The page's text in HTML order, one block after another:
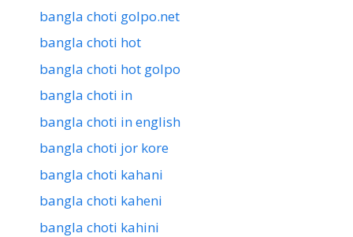
bangla choti golpo.net
bangla choti hot
bangla choti hot golpo
bangla choti in
bangla choti in english
bangla choti jor kore
bangla choti kahani
bangla choti kaheni
bangla choti kahini